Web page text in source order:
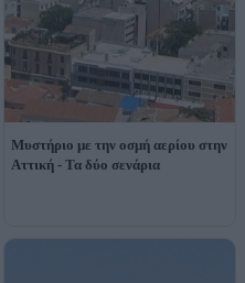
Μυστήριο με την οσμή αερίου στην
Αττική - Τα δύο σενάρια